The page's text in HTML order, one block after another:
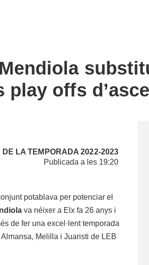
offs
DE LATEMPORADA 2022-2023
Publicada a les 19:20
potablava per potenciar el
va néixer a Elx fa 26 anys i
de fer una excel·lent temporada
Melilla i Juaristi de LEB